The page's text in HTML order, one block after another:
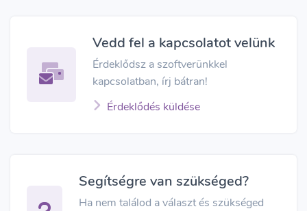
Vedd fel a kapcsolatot velünk
Érdeklődsz a szoftverünkkel
kapcsolatban, írj bátran!
Érdeklődés küldése
Segítségre van szükséged?
Ha nem találod a választ és szükséged